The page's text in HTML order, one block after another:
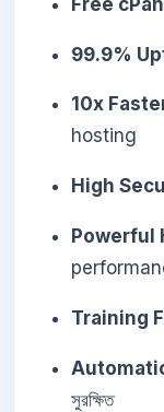
99.9%
10x
hosting
High
Powerful
Training
সুরক্ষিত